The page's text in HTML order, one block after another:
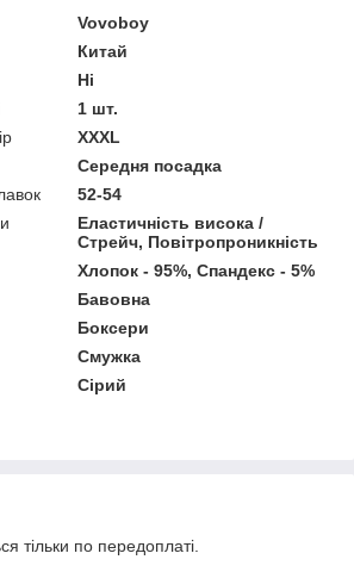
Vovoboy
Китай
Ні
1 шт.
XXXL
Середня посадка
52-54
Еластичність висока /
Стрейч, Повітропроникність
Хлопок - 95%, Спандекс - 5%
Бавовна
Боксери
Смужка
Сірий
тільки по передоплаті.